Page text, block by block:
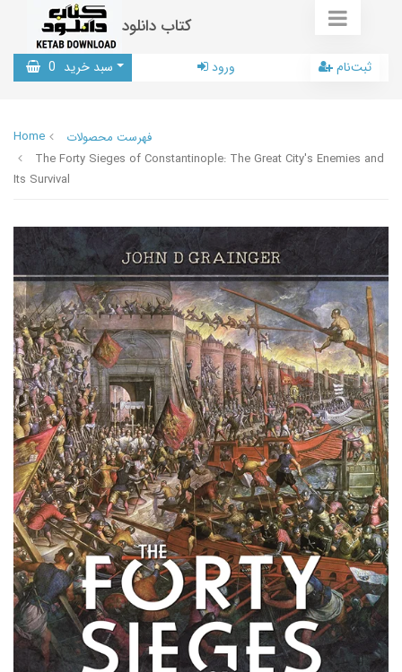
کتاب دانلود
سبد خرید 0 ورود ثبت‌نام
Home
فهرست محصولات
The Forty Sieges of Constantinople: The Great City's Enemies and
Its Survival